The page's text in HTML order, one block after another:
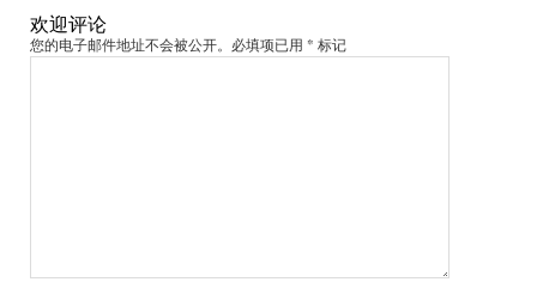
欢迎评论
您的电子邮件地址不会被公开。必填项已用 * 标记